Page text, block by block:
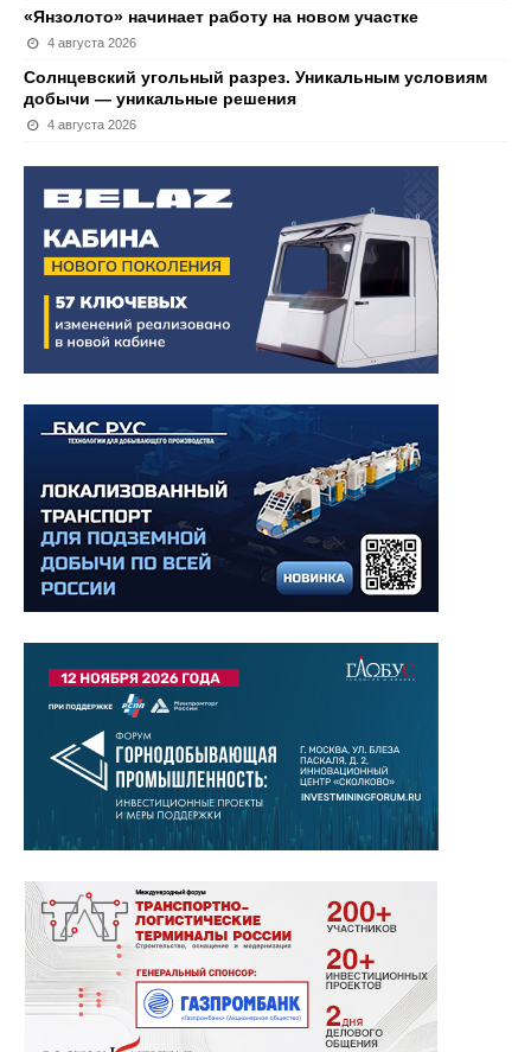
«Янзолото» начинает работу на новом участке
4 августа 2026
Солнцевский угольный разрез. Уникальным условиям
добычи — уникальные решения
4 августа 2026